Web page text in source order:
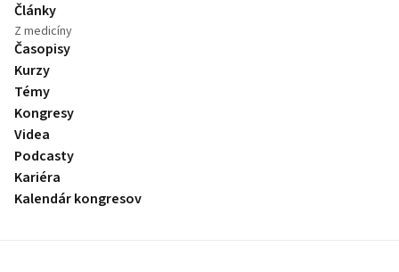
Články
Z medicíny
Časopisy
Kurzy
Témy
Kongresy
Videa
Podcasty
Kariéra
Kalendár kongresov